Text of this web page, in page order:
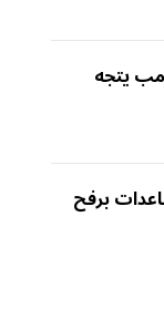
يتجه
برفح